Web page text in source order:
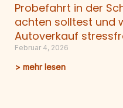
Probefahrt in der
achten solltest und
Autoverkauf
Februar 4, 2026
> mehr lesen